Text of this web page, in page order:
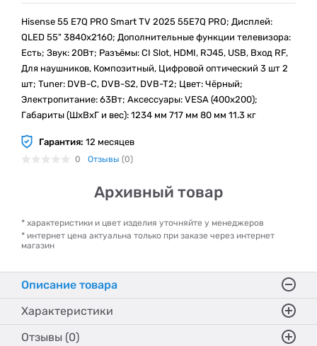
Hisense 55 E7Q PRO Smart TV 2025 55E7Q PRO; Дисплей:
QLED 55" 3840x2160; Дополнительные функции телевизора:
Есть; Звук: 20Вт; Разъёмы: CI Slot, HDMI, RJ45, USB, Вход RF,
Для наушников, Композитный, Цифровой оптический 3 шт 2
шт; Tuner: DVB-C, DVB-S2, DVB-T2; Цвет: Чёрный;
Электропитание: 63Вт; Аксессуары: VESA (400x200);
Габариты (ШхВхГ и вес): 1234 мм 717 мм 80 мм 11.3 кг
Гарантия: 12 месяцев
0 Отзывы (0)
Архивный товар
* характеристики и цвет изделия уточняйте у менеджеров
* интернет цена актуальна только при заказе через интернет
магазин
Описание товара
Характеристики
Отзывы (0)